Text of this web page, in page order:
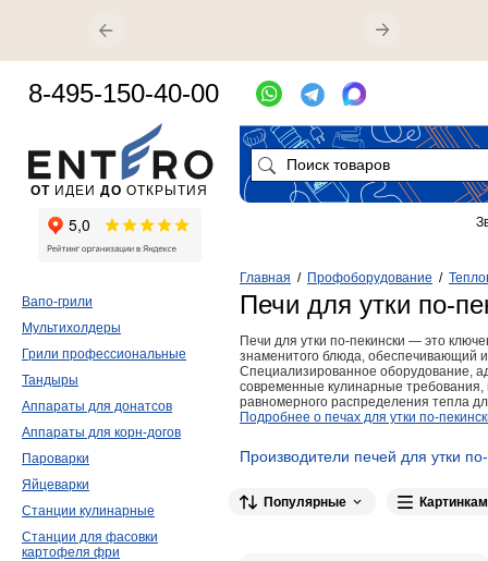
Главная / Профоборудование /
Печи для утки по-
Печи для утки по-пекински — это
знаменитого блюда, обеспечивающий
Специализированное оборудование,
современные кулинарные требования,
равномерного распределения тепла
Подробнее о печах для утки по-
Производители печей для утки
Популярные
Вапо-грили
Мультихолдеры
Грили профессиональные
Тандыры
Аппараты для донатсов
Аппараты для корн-догов
Пароварки
Яйцеварки
Станции кулинарные
Станции для фасовки
картофеля фри
ОТ ИДЕИ ДО ОТКРЫТИЯ
8-495-150-40-00